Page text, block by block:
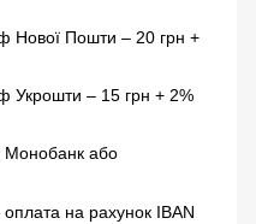
Нової Пошти – 20 грн +
Укрошти – 15 грн + 2%
Монобанк або
оплата на рахунок IBAN